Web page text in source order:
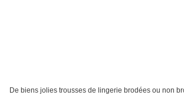
De biens jolies trousses de lingerie brodées ou non